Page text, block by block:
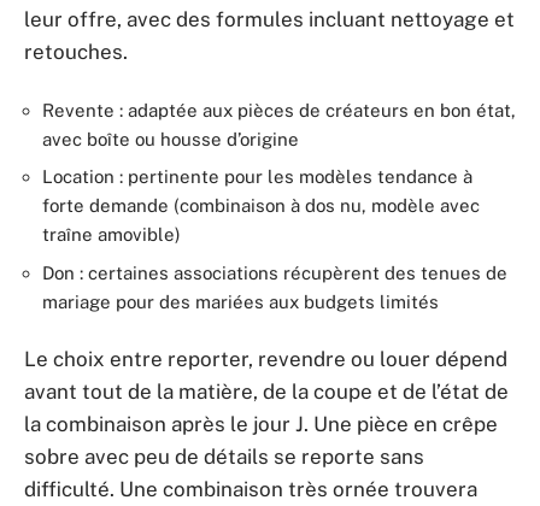
leur offre, avec des formules incluant nettoyage et
retouches.
Revente : adaptée aux pièces de créateurs en bon état,
avec boîte ou housse d’origine
Location : pertinente pour les modèles tendance à
forte demande (combinaison à dos nu, modèle avec
traîne amovible)
Don : certaines associations récupèrent des tenues de
mariage pour des mariées aux budgets limités
Le choix entre reporter, revendre ou louer dépend
avant tout de la matière, de la coupe et de l’état de
la combinaison après le jour J. Une pièce en crêpe
sobre avec peu de détails se reporte sans
difficulté. Une combinaison très ornée trouvera